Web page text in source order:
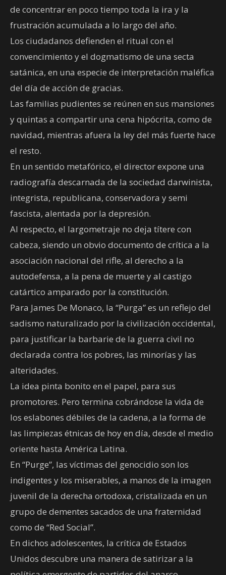
de concentrar en poco tiempo toda la ira y la
frustración acumulada a lo largo del año.
Los ciudadanos defienden el ritual con el
convencimiento y el dogmatismo de una secta
satánica, en una especie de interpretación maléfica
del día de acción de gracias.
Las familias pudientes se reúnen en sus mansiones
y quintas a compartir una cena hipócrita, como de
navidad, mientras afuera la ley del más fuerte hace
el resto.
En un sentido metafórico, el director expone una
radiografía descarnada de la sociedad darwinista,
integrista, republicana, conservadora y semi
fascista, alentada por la depresión.
Al respecto, el largometraje no deja títere con
cabeza, siendo un obvio documento de crítica a la
asociación nacional del rifle, al derecho a la
autodefensa, a la pena de muerte y al castigo
catártico amparado por la constitución.
Para James De Monaco, la “Purga” es un reflejo del
sadismo naturalizado por la civilización occidental,
para justificar la barbarie de la guerra civil no
declarada contra los pobres, las minorías y las
alteridades.
La idea pinta bonito en el papel, para sus
promotores. Pero termina cobrándose la vida de
los eslabones débiles de la cadena, a la forma de
las limpiezas étnicas de hoy en día, desde el medio
oriente hasta América Latina.
En “Purge”, las víctimas del genocidio son los
indigentes y los miserables, a manos de la imagen
juvenil de la derecha ortodoxa, cristalizada en un
grupo de dementes sacados de una fraternidad
como de “Red Social”.
En dichos adolescentes, la crítica de Estados
Unidos descubre una manera de satirizar a la